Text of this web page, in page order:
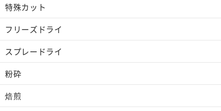
特殊カット
フリーズドライ
スプレードライ
粉砕
焙煎